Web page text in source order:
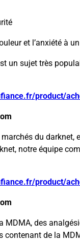
et l’anxiété à
un sujet très
product/
du
notre équipe
product/
MDMA, des
de la